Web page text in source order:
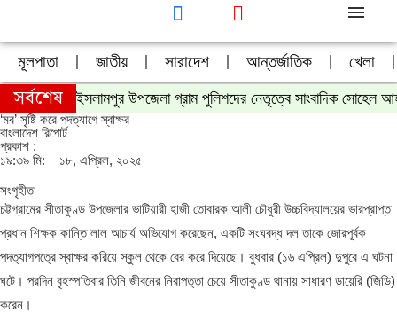
মূলপাতা জাতীয় সারাদেশ আন্তর্জাতিক খেলা
সর্বশেষ ইসলামপুর উপজেলা গ্রাম পুলিশদের নেতৃত্বে সাংবাদিক সোহেল
‘মব’ সৃষ্টি করে পদত্যাগে স্বাক্ষর
বাংলাদেশ রিপোর্ট
প্রকাশ :
১৯:৩৯ মি:
১৮, এপ্রিল, ২০২৫
সংগৃহীত
চট্টগ্রামের সীতাকুণ্ড উপজেলার ভাটিয়ারী হাজী তোবারক আলী চৌধুরী উচ্চবিদ্যালয়ের ভারপ্রাপ্ত
প্রধান শিক্ষক কান্তি লাল আচার্য অভিযোগ করেছেন, একটি সংঘবদ্ধ দল তাকে জোরপূর্বক
পদত্যাগপত্রে স্বাক্ষর করিয়ে স্কুল থেকে বের করে দিয়েছে। বুধবার (১৬ এপ্রিল) দুপুরে এ ঘটনা
ঘটে। পরদিন বৃহস্পতিবার তিনি জীবনের নিরাপত্তা চেয়ে সীতাকুণ্ড থানায় সাধারণ ডায়েরি (জিডি)
করেন।